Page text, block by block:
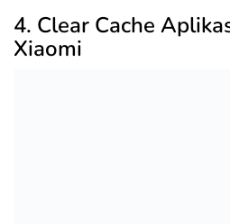
4. Clear Cache
Xiaomi